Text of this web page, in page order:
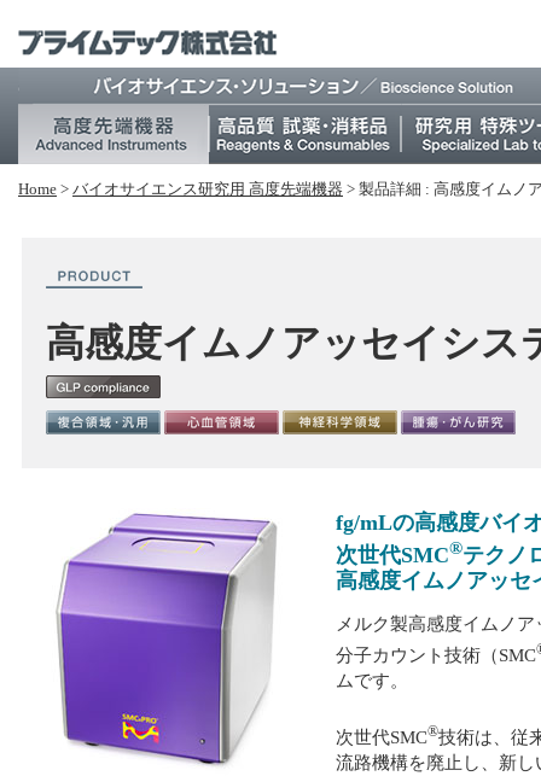
Home > バイオサイエンス研究⽤ 高度先端機器 > 製品詳細 : 高感度イムノ
高感度イムノアッセイシス
fg/mLの高感度バイ
次世代SMC®テクノ
高感度イムノアッセ
メルク製高感度イムノ
分子カウント技術（SMC
ムです。
次世代SMC®技術は、従
流路機構を廃止し、新